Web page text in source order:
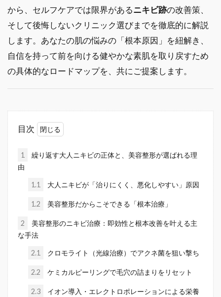
から、セルフケアでは限界があるニキビ跡の改善策、
そして後悔しないクリニック選びまでを徹底的に解説
します。あなたの肌の悩みの「根本原因」を紐解き、
自信を持って前を向ける健やかな素肌を取り戻すため
の具体的なロードマップを、共にご提案します。
目次
1
繰り返す大人ニキビの正体と、美容整形が選ばれる理
由
1.1 大人ニキビが「治りにくく、悪化しやすい」原因
1.2 美容整形だからこそできる「根本治療」
2
美容整形のニキビ治療：即効性と根本改善を叶える主
な手法
2.1 クロモライト（光線治療）でアクネ菌を狙い撃ち
2.2 ケミカルピーリングで毛穴の詰まりをリセット
2.3
イオン導入・エレクトロポレーションによる栄養